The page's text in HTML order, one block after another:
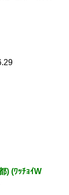
) (ﾜｯﾁｮｲW